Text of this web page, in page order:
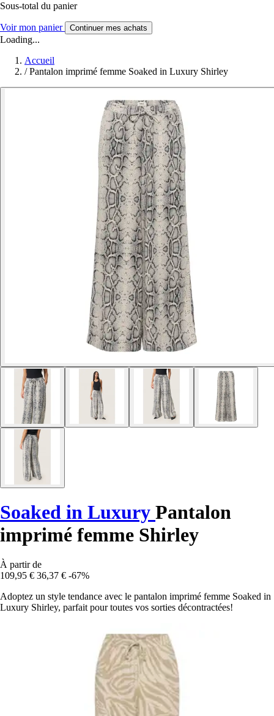
Sous-total du panier
Voir mon panier Continuer mes achats
Loading...
Accueil
/ Pantalon imprimé femme Soaked in Luxury Shirley
Soaked in Luxury Pantalon
imprimé femme Shirley
À partir de
109,95 € 36,37 € -67%
Adoptez un style tendance avec le pantalon imprimé femme Soaked in
Luxury Shirley, parfait pour toutes vos sorties décontractées!